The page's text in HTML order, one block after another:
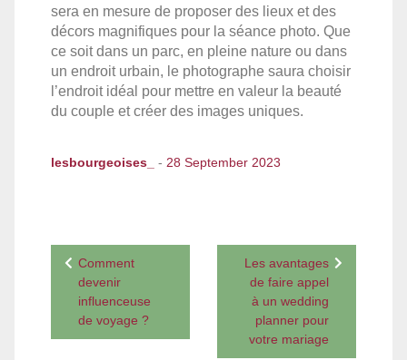
sera en mesure de proposer des lieux et des
décors magnifiques pour la séance photo. Que
ce soit dans un parc, en pleine nature ou dans
un endroit urbain, le photographe saura choisir
l’endroit idéal pour mettre en valeur la beauté
du couple et créer des images uniques.
lesbourgeoises_ - 28 September 2023
Post
navigation
Comment
devenir
influenceuse
de voyage ?
Les avantages
de faire appel
à un wedding
planner pour
votre mariage